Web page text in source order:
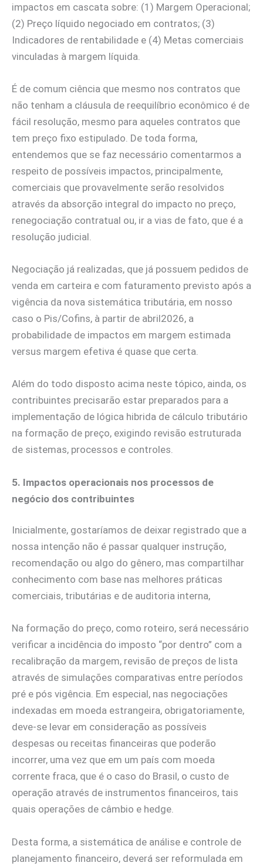
impactos em cascata sobre: (1) Margem Operacional;
(2) Preço líquido negociado em contratos; (3)
Indicadores de rentabilidade e (4) Metas comerciais
vinculadas à margem líquida.
É de comum ciência que mesmo nos contratos que
não tenham a cláusula de reequilíbrio econômico é de
fácil resolução, mesmo para aqueles contratos que
tem preço fixo estipulado. De toda forma,
entendemos que se faz necessário comentarmos a
respeito de possíveis impactos, principalmente,
comerciais que provavelmente serão resolvidos
através da absorção integral do impacto no preço,
renegociação contratual ou, ir a vias de fato, que é a
resolução judicial.
Negociação já realizadas, que já possuem pedidos de
venda em carteira e com faturamento previsto após a
vigência da nova sistemática tributária, em nosso
caso o Pis/Cofins, à partir de abril2026, a
probabilidade de impactos em margem estimada
versus margem efetiva é quase que certa.
Além do todo disposto acima neste tópico, ainda, os
contribuintes precisarão estar preparados para a
implementação de lógica hibrida de cálculo tributário
na formação de preço, exigindo revisão estruturada
de sistemas, processos e controles.
5. Impactos operacionais nos processos de
negócio dos contribuintes
Inicialmente, gostaríamos de deixar registrado que a
nossa intenção não é passar qualquer instrução,
recomendação ou algo do gênero, mas compartilhar
conhecimento com base nas melhores práticas
comerciais, tributárias e de auditoria interna,
Na formação do preço, como roteiro, será necessário
verificar a incidência do imposto “por dentro” com a
recalibração da margem, revisão de preços de lista
através de simulações comparativas entre períodos
pré e pós vigência. Em especial, nas negociações
indexadas em moeda estrangeira, obrigatoriamente,
deve-se levar em consideração as possíveis
despesas ou receitas financeiras que poderão
incorrer, uma vez que em um país com moeda
corrente fraca, que é o caso do Brasil, o custo de
operação através de instrumentos financeiros, tais
quais operações de câmbio e hedge.
Desta forma, a sistemática de análise e controle de
planejamento financeiro, deverá ser reformulada em